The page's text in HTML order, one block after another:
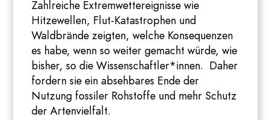
Zahlreiche Extremwettereignisse wie
Hitzewellen, Flut-Katastrophen und
Waldbrände zeigten, welche Konsequenzen
es habe, wenn so weiter gemacht würde, wie
bisher, so die Wissenschaftler*innen. Daher
fordern sie ein absehbares Ende der
Nutzung fossiler Rohstoffe und mehr Schutz
der Artenvielfalt.